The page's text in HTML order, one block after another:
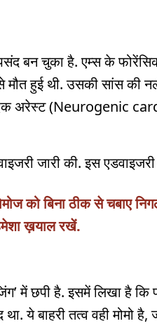
बन चुका है. एम्स के
हुई थी. उसकी सांस की
अरेस्ट (Neurogenic
जारी की. इस
को बिना ठीक से चबाए
ख़याल रखें.
में छपी है. इसमें लिखा है कि
ये बाहरी तत्व वही मोमो है,